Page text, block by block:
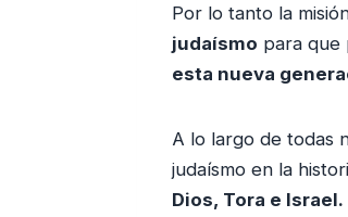
Por lo tanto la
judaísmo para que
esta nueva
A lo largo de todas
judaísmo en la
Dios, Tora e Israel.